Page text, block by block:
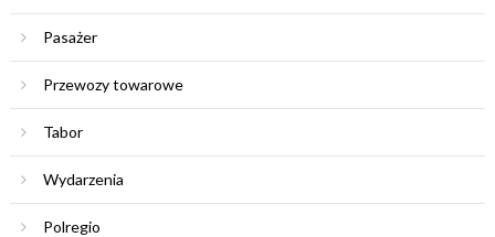
Pasażer
Przewozy towarowe
Tabor
Wydarzenia
Polregio